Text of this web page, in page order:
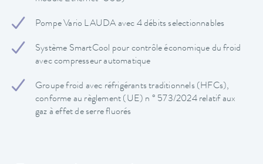
Pompe Vario LAUDA avec 4 débits selectionnables
Système SmartCool pour contrôle économique du froid
avec compresseur automatique
Groupe froid avec réfrigérants traditionnels (HFCs),
conforme au règlement (UE) n ° 573/2024 relatif aux
gaz à effet de serre fluorés